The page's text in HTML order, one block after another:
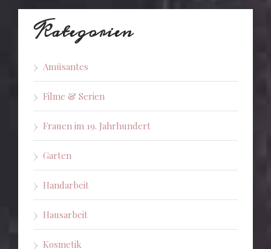
Kategorien
Amüsantes
Filme & Serien
Frauen im 19. Jahrhundert
Garten
Handarbeit
Hausarbeit
Kosmetik